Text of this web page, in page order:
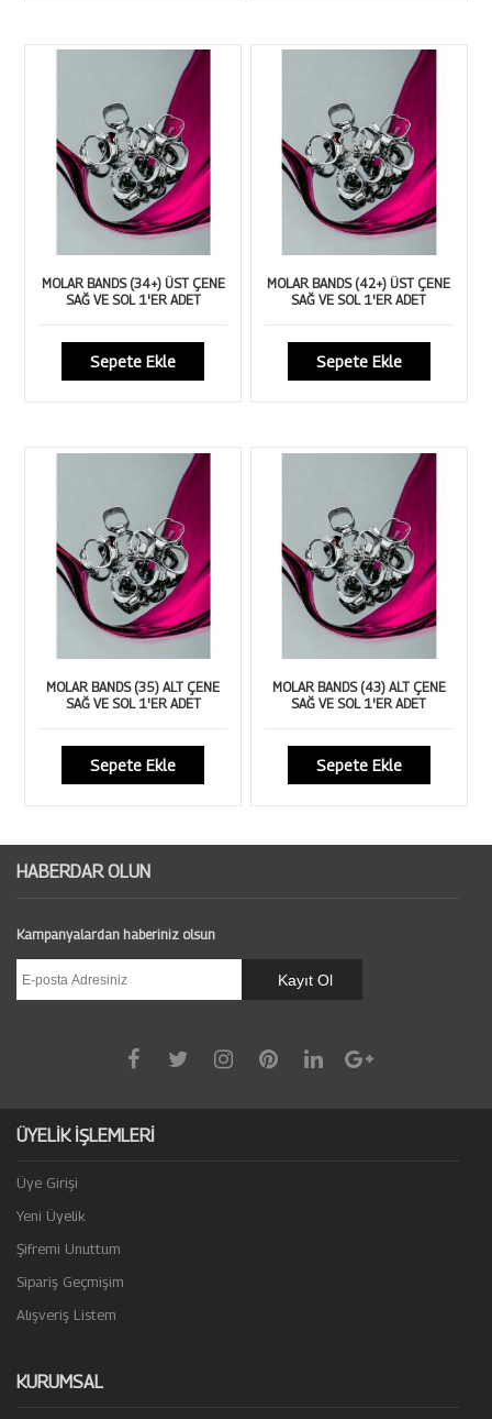
MOLAR BANDS (34+) ÜST ÇENE
SAĞ VE SOL 1'ER ADET
Sepete Ekle
MOLAR BANDS (42+) ÜST ÇENE
SAĞ VE SOL 1'ER ADET
Sepete Ekle
MOLAR BANDS (35) ALT ÇENE
SAĞ VE SOL 1'ER ADET
Sepete Ekle
MOLAR BANDS (43) ALT ÇENE
SAĞ VE SOL 1'ER ADET
Sepete Ekle
HABERDAR OLUN
Kampanyalardan haberiniz olsun
ÜYELİK İŞLEMLERİ
Üye Girişi
Yeni Üyelik
Şifremi Unuttum
Sipariş Geçmişim
Alışveriş Listem
KURUMSAL